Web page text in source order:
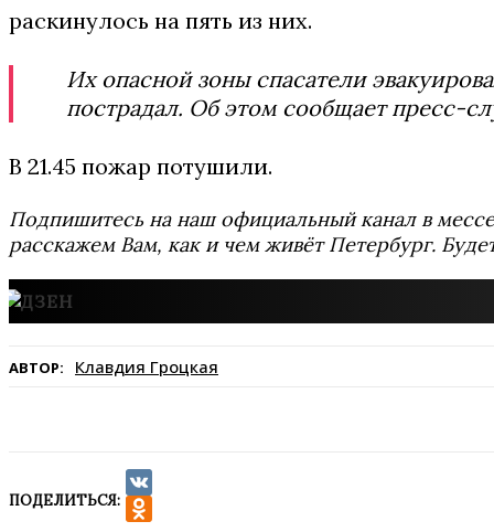
раскинулось на пять из них.
Их опасной зоны спасатели
пострадал. Об этом сообщает пресс-
В 21.45 пожар потушили.
Подпишитесь на наш официальный канал в
расскажем Вам, как и чем живёт Петербург.
АВТОР: Клавдия Гроцкая
ПОДЕЛИТЬСЯ:
VK